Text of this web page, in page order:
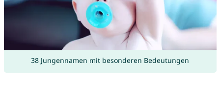
38 Jungennamen mit besonderen Bedeutungen